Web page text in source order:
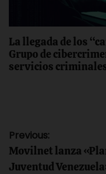
La llegada de los
Grupo de
servicios
de
Previous:
Movilnet lanza
Juventud